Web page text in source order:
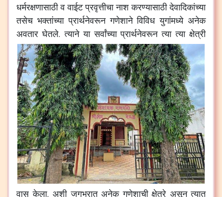
धर्मरक्षणासाठी व वाईट प्रवृत्तीचा नाश करण्यासाठी देवादिकांच्या
तसेच भक्तांच्या प्रार्थनेवरून गणेशाने विविध युगांमध्ये अनेक
अवतार घेतले.त्याने या सर्वांच्या प्रार्थनेवरून त्या त्या क्षेत्री
वास केला. अशी जगभरात अनेक गणेशाची क्षेत्रे असून त्यात